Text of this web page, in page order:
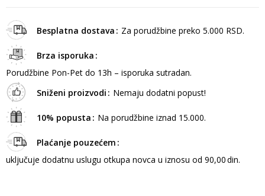
Besplatna dostava Za porudžbine preko 5.000 RSD.
Brza isporuka
Porudžbine Pon-Pet do 13h – isporuka sutradan.
Sniženi proizvodi
Nemaju dodatni popust!
10% popusta Na porudžbine iznad 15.000.
Plaćanje pouzećem
uključuje dodatnu uslugu otkupa novca u iznosu od 90,00 din.